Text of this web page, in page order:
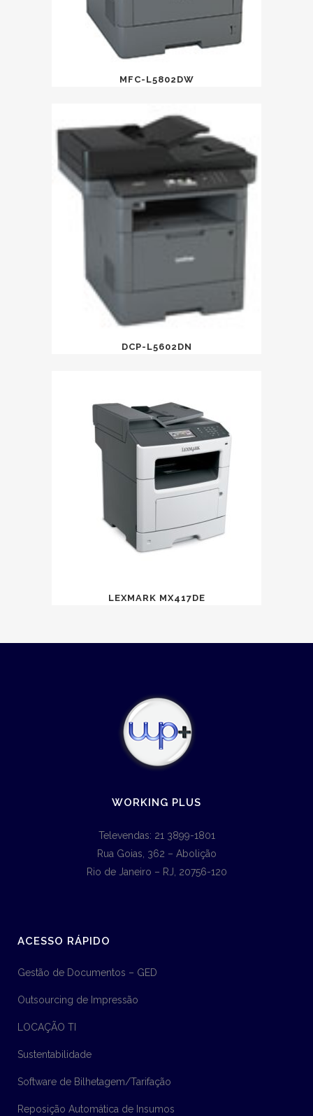
MFC-L5802DW
DCP-L5602DN
LEXMARK MX417DE
WORKING PLUS
Televendas: 21 3899-1801
Rua Goias, 362 – Abolição
Rio de Janeiro – RJ, 20756-120
ACESSO RÁPIDO
Gestão de Documentos – GED
Outsourcing de Impressão
LOCAÇÃO TI
Sustentabilidade
Software de Bilhetagem/Tarifação
Reposição Automática de Insumos